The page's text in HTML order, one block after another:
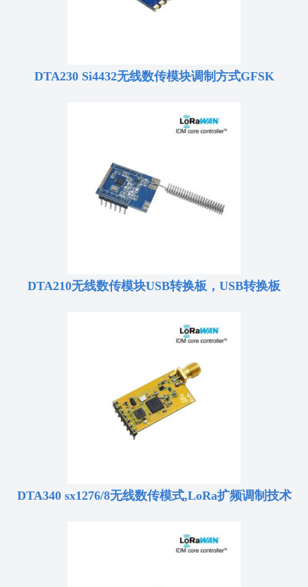
DTA230 Si4432无线数传模块调制方式GFSK
DTA210无线数传模块USB转换板，USB转换板
DTA340 sx1276/8无线数传模式,LoRa扩频调制技术